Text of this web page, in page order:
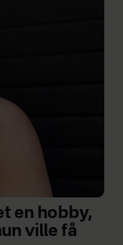
en hobby,
ville få